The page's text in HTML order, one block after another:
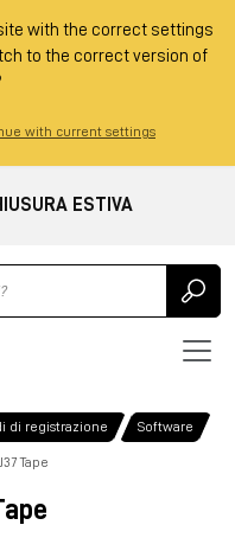
with the correct settings
to the correct version of
with current settings
ESTIVA
di registrazione Software
Tape